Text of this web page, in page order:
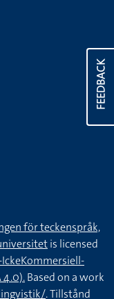
FEEDBACK
för teckenspråk,
is licensed
4.0).Based on a work
. Tillstånd